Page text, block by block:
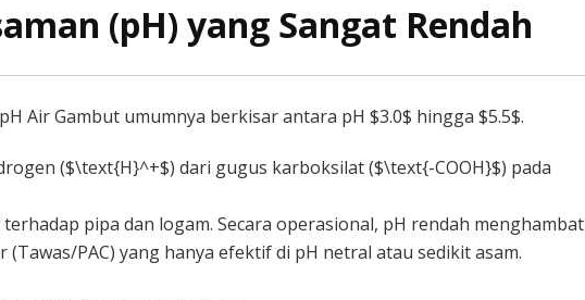
(pH) yang Sangat Rendah
Air Gambut umumnya berkisar antara pH $3.0$ hingga $5.5$.
($\text{H}^+$) dari gugus karboksilat ($\text{-COOH}$) pada
pipa dan logam. Secara operasional, pH rendah menghambat
PAC) yang hanya efektif di pH netral atau sedikit asam.